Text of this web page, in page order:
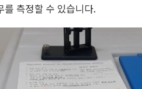
측정할 수 있습니다.